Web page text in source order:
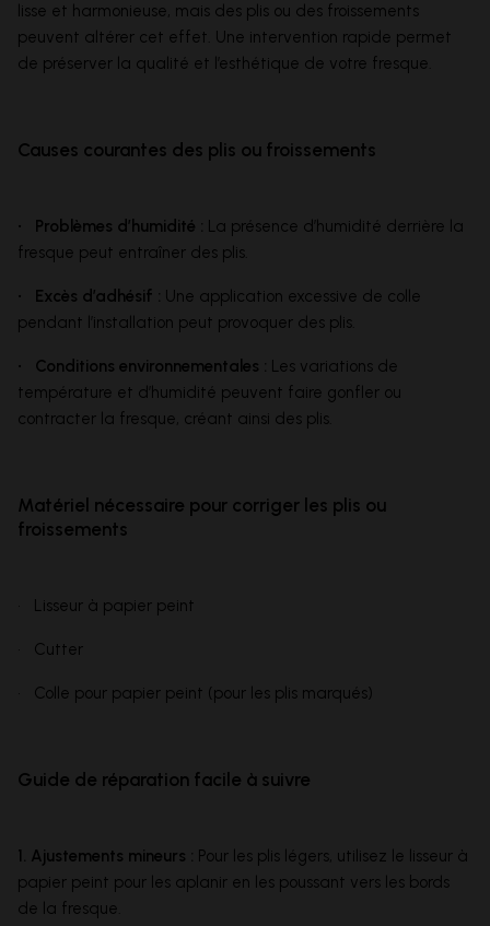
lisse et harmonieuse, mais des plis ou des froissements
peuvent altérer cet effet. Une intervention rapide permet
de préserver la qualité et l’esthétique de votre fresque.
Causes courantes des plis ou froissements
• Problèmes d’humidité : La présence d’humidité derrière la
fresque peut entraîner des plis.
• Excès d’adhésif : Une application excessive de colle
pendant l’installation peut provoquer des plis.
• Conditions environnementales : Les variations de
température et d’humidité peuvent faire gonfler ou
contracter la fresque, créant ainsi des plis.
Matériel nécessaire pour corriger les plis ou
froissements
• Lisseur à papier peint
• Cutter
• Colle pour papier peint (pour les plis marqués)
Guide de réparation facile à suivre
1. Ajustements mineurs : Pour les plis légers, utilisez le lisseur à
papier peint pour les aplanir en les poussant vers les bords
de la fresque.